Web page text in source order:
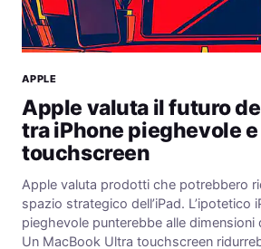
APPLE
Apple valuta il futuro
tra iPhone pieghevole e
touchscreen
Apple valuta prodotti che potrebbero
spazio strategico dell’iPad. L’ipotetico
pieghevole punterebbe alle dimensioni
Un MacBook Ultra touchscreen